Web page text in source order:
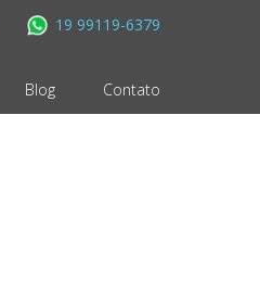
Blog Contato
19 99119-6379